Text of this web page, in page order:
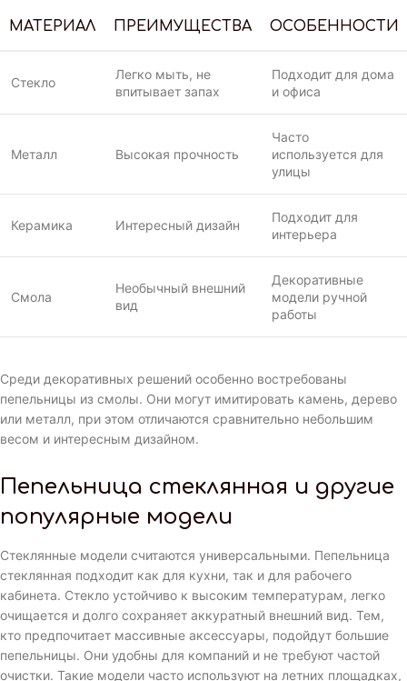
МАТЕРИАЛ ПРЕИМУЩЕСТВА ОСОБЕННОСТИ
Стекло
Легко мыть, не
впитывает запах
Подходит для дома
и офиса
Металл Высокая прочность
Часто
используется для
улицы
Керамика Интересный дизайн
Подходит для
интерьера
Смола
Необычный внешний
вид
Декоративные
модели ручной
работы
Среди декоративных решений особенно востребованы
пепельницы из смолы. Они могут имитировать камень, дерево
или металл, при этом отличаются сравнительно небольшим
весом и интересным дизайном.
Пепельница стеклянная и другие
популярные модели
Стеклянные модели считаются универсальными. Пепельница
стеклянная подходит как для кухни, так и для рабочего
кабинета. Стекло устойчиво к высоким температурам, легко
очищается и долго сохраняет аккуратный внешний вид. Тем,
кто предпочитает массивные аксессуары, подойдут большие
пепельницы. Они удобны для компаний и не требуют частой
очистки. Такие модели часто используют на летних площадках,